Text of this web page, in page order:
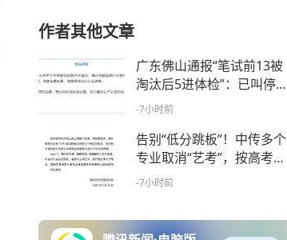
作者其他文章
广东佛山通报“笔试前13被
淘汰后5进体检”：已叫停学
校招聘工作，成立专门调查
-7小时前
告别“低分跳板”！中传多个
专业取消“艺考”，按高考文
化课成绩录取
-7小时前